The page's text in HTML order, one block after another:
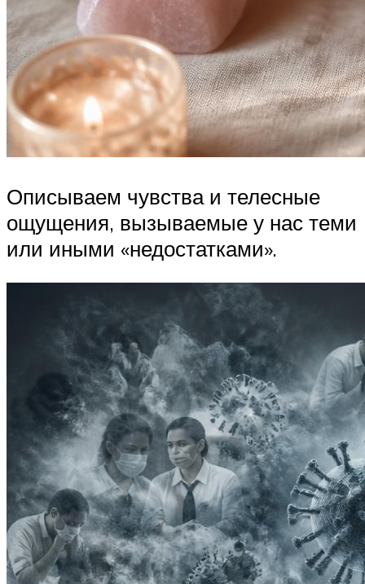
Описываем чувства и телесные
ощущения, вызываемые у нас теми
или иными «недостатками».